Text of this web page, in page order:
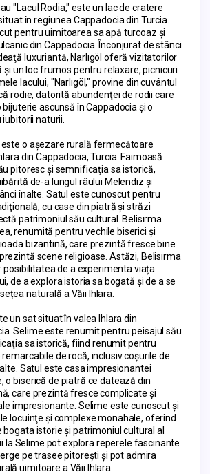
"Lacul Rodia," este un lac de cratere
în regiunea Cappadocia din Turcia.
pentru uimitoarea sa apă turcoaz și
din Cappadocia. Înconjurat de stânci
luxuriantă, Narlıgöl oferă vizitatorilor
şi un loc frumos pentru relaxare, picnicuri
lacului, "Narlıgöl," provine din cuvântul
rodie, datorită abundenţei de rodii care
bijuterie ascunsă în Cappadocia şi o
naturii.
este o aşezare rurală fermecătoare
din Cappadocia, Turcia. Faimoasă
pitoresc şi semnificaţia sa istorică,
de-a lungul râului Melendiz şi
înalte. Satul este cunoscut pentru
cu case din piatră şi străzi
patrimoniul său cultural. Belisırma
renumită pentru vechile biserici și
bizantină, care prezintă fresce bine
scene religioase. Astăzi, Belisırma
de a experimenta viața
de a explora istoria sa bogată și de a se
naturală a Văii Ihlara.
un sat situat în valea Ihlara din
Selime este renumit pentru peisajul său
sa istorică, fiind renumit pentru
de rocă, inclusiv coşurile de
Satul este casa impresionantei
o biserică de piatră ce datează din
care prezintă fresce complicate şi
impresionante. Selime este cunoscut şi
locuinţe şi complexe monahale, oferind
istorie şi patrimoniul cultural al
la Selime pot explora reperele fascinante
pe trasee pitoreşti şi pot admira
uimitoare a Văii Ihlara.